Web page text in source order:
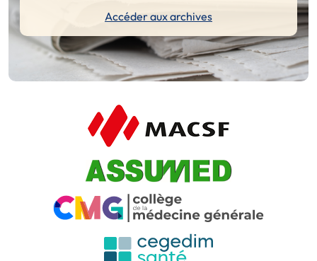
Accéder aux archives